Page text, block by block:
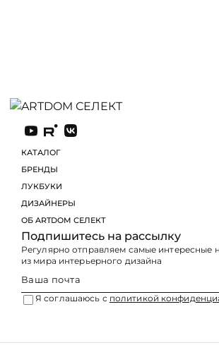
КАТАЛОГ
БРЕНДЫ
ЛУКБУКИ
Подпишитесь на рассылку
Регулярно отправляем самые интересные
Я соглашаюсь сполитикой